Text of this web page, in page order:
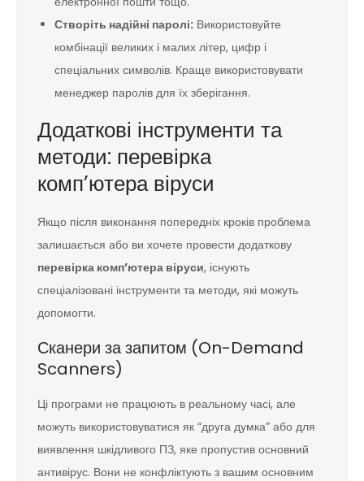
Створіть надійні паролі: Використовуйте
комбінації великих і малих літер, цифр і
спеціальних символів. Краще використовувати
менеджер паролів для їх зберігання.
Додаткові інструменти та
методи: перевірка
комп’ютера віруси
Якщо після виконання попередніх кроків проблема
залишається або ви хочете провести додаткову
перевірка комп’ютера віруси, існують
спеціалізовані інструменти та методи, які можуть
допомогти.
Сканери за запитом (On-Demand
Scanners)
Ці програми не працюють в реальному часі, але
можуть використовуватися як “друга думка” або для
виявлення шкідливого ПЗ, яке пропустив основний
антивірус. Вони не конфліктують з вашим основним